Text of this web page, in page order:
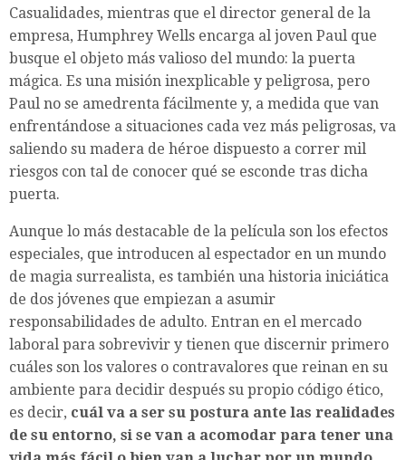
Casualidades, mientras que el director general de la
empresa, Humphrey Wells encarga al joven Paul que
busque el objeto más valioso del mundo: la puerta
mágica. Es una misión inexplicable y peligrosa, pero
Paul no se amedrenta fácilmente y, a medida que van
enfrentándose a situaciones cada vez más peligrosas, va
saliendo su madera de héroe dispuesto a correr mil
riesgos con tal de conocer qué se esconde tras dicha
puerta.
Aunque lo más destacable de la película son los efectos
especiales, que introducen al espectador en un mundo
de magia surrealista, es también una historia iniciática
de dos jóvenes que empiezan a asumir
responsabilidades de adulto. Entran en el mercado
laboral para sobrevivir y tienen que discernir primero
cuáles son los valores o contravalores que reinan en su
ambiente para decidir después su propio código ético,
es decir, cuál va a ser su postura ante las realidades
de su entorno, si se van a acomodar para tener una